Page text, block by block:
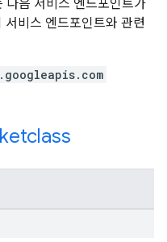
다음 서비스 엔드포인트가
서비스 엔드포인트와 관련